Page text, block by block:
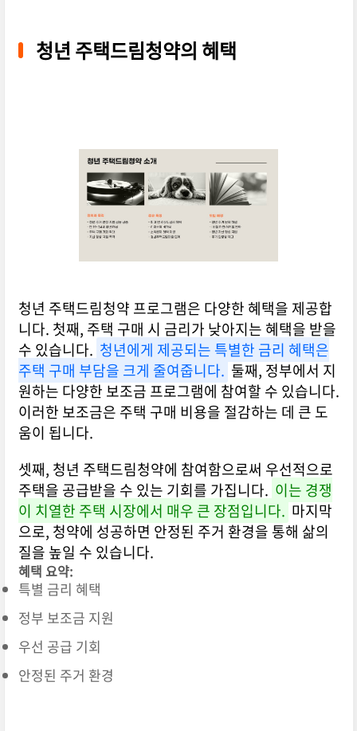
청년 주택드림청약의 혜택
청년 주택드림청약 프로그램은 다양한 혜택을 제공합
니다. 첫째, 주택 구매 시 금리가 낮아지는 혜택을 받을
수 있습니다. 청년에게 제공되는 특별한 금리 혜택은
주택 구매 부담을 크게 줄여줍니다. 둘째, 정부에서 지
원하는 다양한 보조금 프로그램에 참여할 수 있습니다.
이러한 보조금은 주택 구매 비용을 절감하는 데 큰 도
움이 됩니다.
셋째, 청년 주택드림청약에 참여함으로써 우선적으로
주택을 공급받을 수 있는 기회를 가집니다. 이는 경쟁
이 치열한 주택 시장에서 매우 큰 장점입니다. 마지막
으로, 청약에 성공하면 안정된 주거 환경을 통해 삶의
질을 높일 수 있습니다.
혜택 요약:
특별 금리 혜택
정부 보조금 지원
우선 공급 기회
안정된 주거 환경